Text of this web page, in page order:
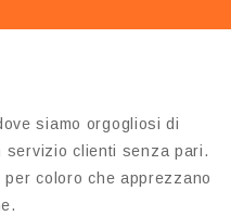
siamo orgogliosi di
servizio clienti senza pari.
coloro che apprezzano